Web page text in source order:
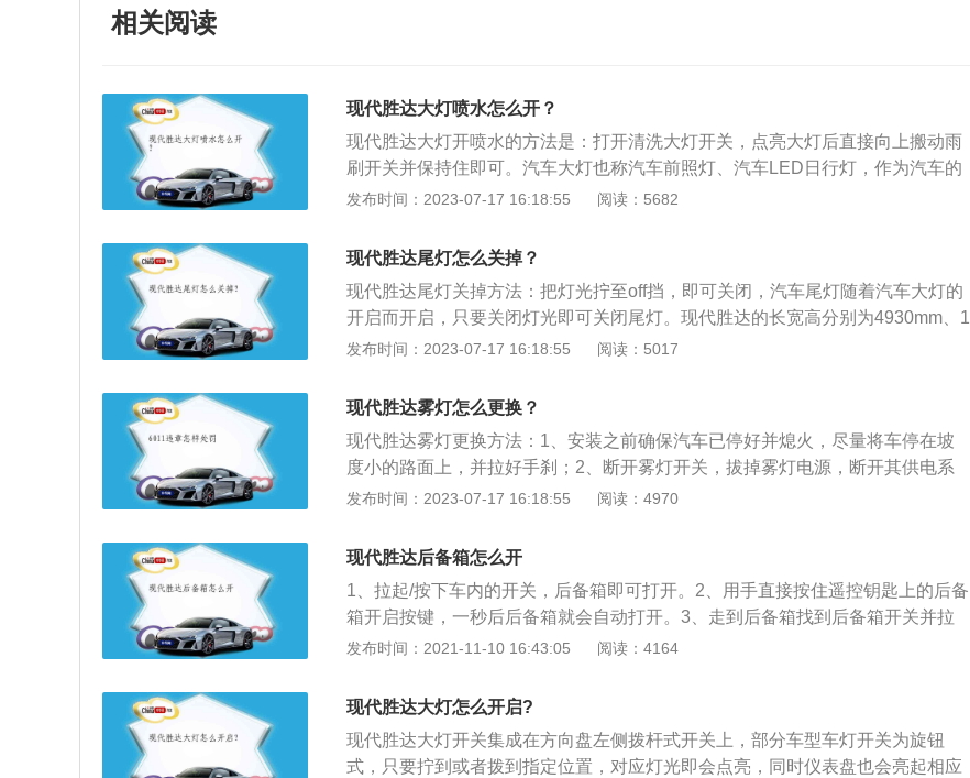
相关阅读
现代胜达大灯喷水怎么开？
现代胜达大灯开喷水的方法是：打开清洗大灯开关，点亮大灯后直接向上搬动雨
刷开关并保持住即可。汽车大灯也称汽车前照灯、汽车LED日行灯，作为汽车的
眼睛，不仅关系到一个车主的外在形象，更与夜间开车或坏天气条件下的安全驾
910mm、1720mm，轴距为2865mm，油箱容积为71升。现代胜达的前悬架是麦
弗逊式独立悬架，后悬架是多连杆式独立悬架。
发布时间：2023-07-17 16:18:55 阅读：5682
现代胜达尾灯怎么关掉？
现代胜达尾灯关掉方法：把灯光拧至off挡，即可关闭，汽车尾灯随着汽车大灯的
开启而开启，只要关闭灯光即可关闭尾灯。现代胜达的长宽高分别为4930mm、1
910mm、1720mm，轴距为2865mm。动力方面，这款车全系使用了2.0升涡轮增
大功率是6000转，每分钟输出最大扭矩是1450到3500转。现代胜达的前悬架使
用了麦弗逊独立悬架，后悬架使用了多连杆独立悬架。
发布时间：2023-07-17 16:18:55 阅读：5017
现代胜达雾灯怎么更换？
现代胜达雾灯更换方法：1、安装之前确保汽车已停好并熄火，尽量将车停在坡
度小的路面上，并拉好手刹；2、断开雾灯开关，拔掉雾灯电源，断开其供电系
统；3、下垫片、螺丝和螺帽后即可取下灯罩，取出旧灯；4、装入新的雾灯，在
身尺寸长宽高分别是4930mm、1910mm、1720mm，轴距是2865mm。新款现代
胜达全系使用了2.0升涡轮增压发动机，这款发动机的最大马力是240匹，最大扭
矩是353牛米，每分钟输出最大功率是6000转，每分钟输出最大扭矩是1450到35
00转。
发布时间：2023-07-17 16:18:55 阅读：4970
现代胜达后备箱怎么开
1、拉起/按下车内的开关，后备箱即可打开。2、用手直接按住遥控钥匙上的后备
箱开启按键，一秒后后备箱就会自动打开。3、走到后备箱找到后备箱开关并拉
动，随后后备箱会自动打开。新胜达是韩国现代汽车公司的第1款越野车，长宽
元，汽车的油耗在11.5升左右。作为一款进口车型，日常生活中的常规保养费用
不高。汽车的后备箱可以放置车内人员的物品，一般后备箱的容积也是人们衡量
汽车使用价值的一个因素。
发布时间：2021-11-10 16:43:05 阅读：4164
现代胜达大灯怎么开启?
现代胜达大灯开关集成在方向盘左侧拨杆式开关上，部分车型车灯开关为旋钮
式，只要拧到或者拨到指定位置，对应灯光即会点亮，同时仪表盘也会亮起相应